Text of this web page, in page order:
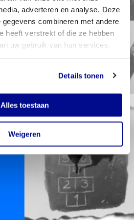
adverteren en analyse. Deze
combineren met andere
heeft verstrekt of die ze hebben
uw gebruik van hun services.
Details tonen
Alles toestaan
Weigeren